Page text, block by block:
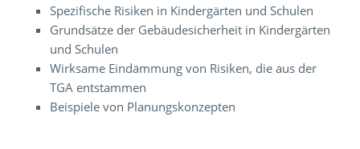
Spezifische Risiken in Kindergärten und Schulen
Grundsätze der Gebäudesicherheit in Kindergärten
und Schulen
Wirksame Eindämmung von Risiken, die aus der
TGA entstammen
Beispiele von Planungskonzepten